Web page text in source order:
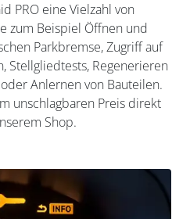
PRO eine Vielzahl von
zum Beispiel Öffnen und
Parkbremse, Zugriff auf
Stellgliedtests, Regenerieren
Anlernen von Bauteilen.
unschlagbaren Preis direkt
Shop.